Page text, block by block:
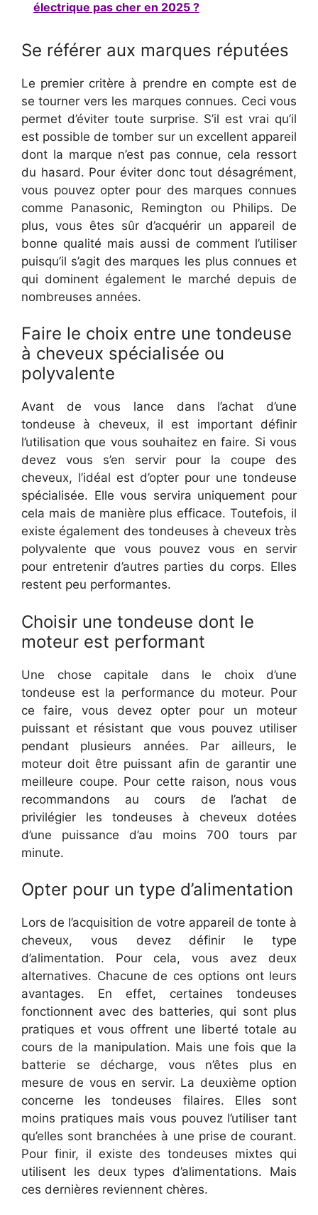
électrique pas cher en 2025 ?
Se référer aux marques réputées
Le premier critère à prendre en compte est de
se tourner vers les marques connues. Ceci vous
permet d’éviter toute surprise. S’il est vrai qu’il
est possible de tomber sur un excellent appareil
dont la marque n’est pas connue, cela ressort
du hasard. Pour éviter donc tout désagrément,
vous pouvez opter pour des marques connues
comme Panasonic, Remington ou Philips. De
plus, vous êtes sûr d’acquérir un appareil de
bonne qualité mais aussi de comment l’utiliser
puisqu’il s’agit des marques les plus connues et
qui dominent également le marché depuis de
nombreuses années.
Faire le choix entre une tondeuse
à cheveux spécialisée ou
polyvalente
Avant de vous lance dans l’achat d’une
tondeuse à cheveux, il est important définir
l’utilisation que vous souhaitez en faire. Si vous
devez vous s’en servir pour la coupe des
cheveux, l’idéal est d’opter pour une tondeuse
spécialisée. Elle vous servira uniquement pour
cela mais de manière plus efficace. Toutefois, il
existe également des tondeuses à cheveux très
polyvalente que vous pouvez vous en servir
pour entretenir d’autres parties du corps. Elles
restent peu performantes.
Choisir une tondeuse dont le
moteur est performant
Une chose capitale dans le choix d’une
tondeuse est la performance du moteur. Pour
ce faire, vous devez opter pour un moteur
puissant et résistant que vous pouvez utiliser
pendant plusieurs années. Par ailleurs, le
moteur doit être puissant afin de garantir une
meilleure coupe. Pour cette raison, nous vous
recommandons au cours de l’achat de
privilégier les tondeuses à cheveux dotées
d’une puissance d’au moins 700 tours par
minute.
Opter pour un type d’alimentation
Lors de l’acquisition de votre appareil de tonte à
cheveux, vous devez définir le type
d’alimentation. Pour cela, vous avez deux
alternatives. Chacune de ces options ont leurs
avantages. En effet, certaines tondeuses
fonctionnent avec des batteries, qui sont plus
pratiques et vous offrent une liberté totale au
cours de la manipulation. Mais une fois que la
batterie se décharge, vous n’êtes plus en
mesure de vous en servir. La deuxième option
concerne les tondeuses filaires. Elles sont
moins pratiques mais vous pouvez l’utiliser tant
qu’elles sont branchées à une prise de courant.
Pour finir, il existe des tondeuses mixtes qui
utilisent les deux types d’alimentations. Mais
ces dernières reviennent chères.